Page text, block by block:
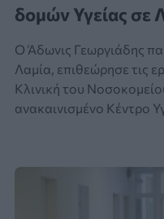
δομών Υγείας σε
Ο Άδωνις Γεωργιάδης
Λαμία, επιθεώρησε τις
Κλινική του
ανακαινισμένο Κέντρο